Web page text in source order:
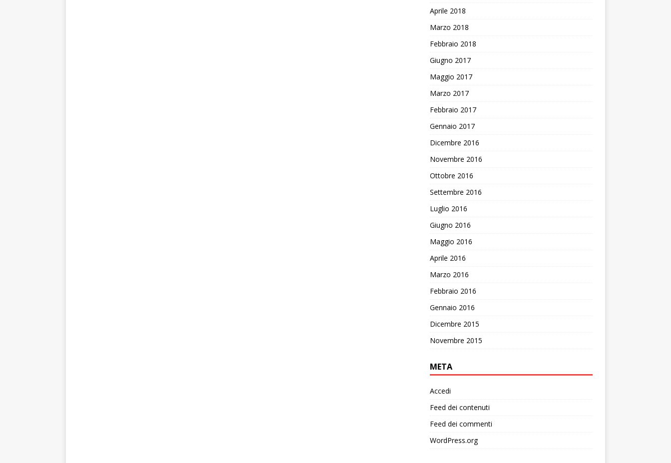
Aprile 2018
Marzo 2018
Febbraio 2018
Giugno 2017
Maggio 2017
Marzo 2017
Febbraio 2017
Gennaio 2017
Dicembre 2016
Novembre 2016
Ottobre 2016
Settembre 2016
Luglio 2016
Giugno 2016
Maggio 2016
Aprile 2016
Marzo 2016
Febbraio 2016
Gennaio 2016
Dicembre 2015
Novembre 2015
META
Accedi
Feed dei contenuti
Feed dei commenti
WordPress.org